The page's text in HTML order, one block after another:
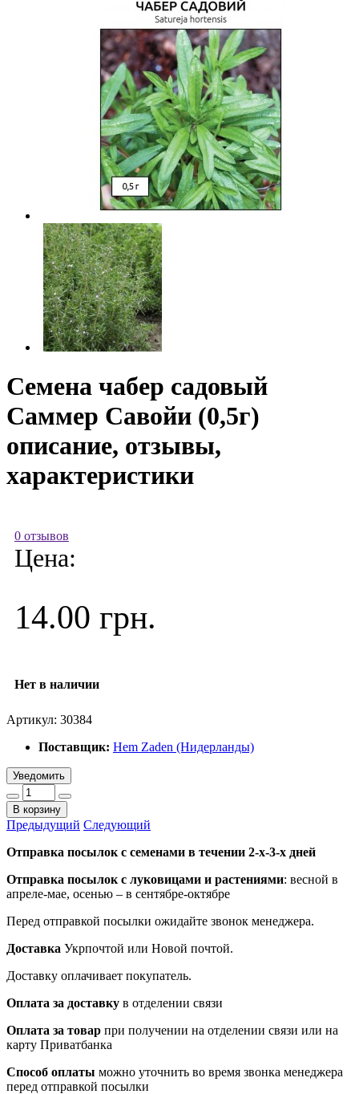
Семена чабер садовый
Саммер Савойи (0,5г)
описание, отзывы,
характеристики
0 отзывов
Цена:
14.00 грн.
Нет в наличии
Артикул: 30384
Поставщик: Hem Zaden (Нидерланды)
Уведомить
В корзину
Предыдущий Следующий
Отправка посылок с семенами в течении 2-х-3-х дней
Отправка посылок с луковицами и растениями: весной в
апреле-мае, осенью – в сентябре-октябре
Перед отправкой посылки ожидайте звонок менеджера.
Доставка Укрпочтой или Новой почтой.
Доставку оплачивает покупатель.
Оплата за доставку в отделении связи
Оплата за товар при получении на отделении связи или на
карту Приватбанка
Способ оплаты можно уточнить во время звонка менеджера
перед отправкой посылки